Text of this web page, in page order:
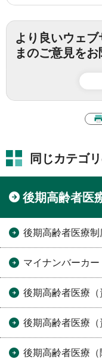
より良いウェ
まのご意見を
同じカテゴ
後期高齢者医
後期高齢者医療制
マイナンバーカ
後期高齢者医療（
後期高齢者医療（
後期高齢者医療（